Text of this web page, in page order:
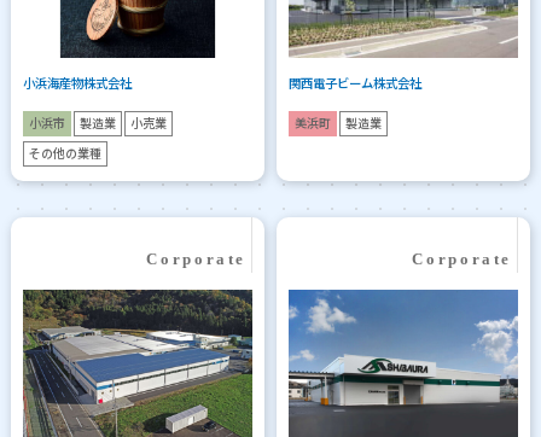
小浜海産物株式会社
小浜市 製造業 小売業
その他の業種
関西電子ビーム株式会社
美浜町 製造業